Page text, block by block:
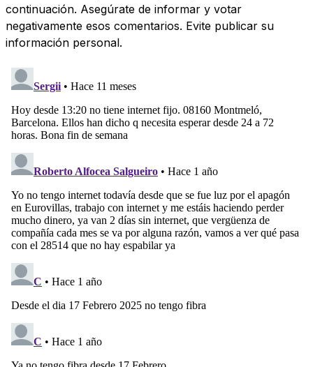
continuación. Asegúrate de informar y votar
negativamente esos comentarios. Evite publicar su
información personal.